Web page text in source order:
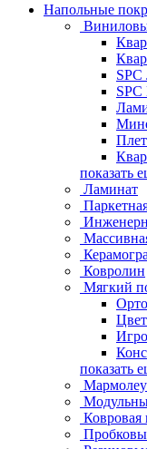
Напольные
SPC
показать
Ламинат
Ковролин
Мягкий
показать
Ковровая